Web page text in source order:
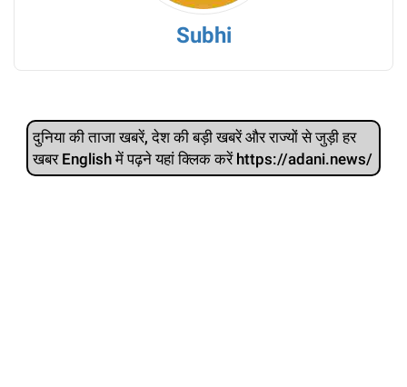
Subhi
दुनिया की ताजा खबरें, देश की बड़ी खबरें और राज्‍यों से जुड़ी हर
खबर English में पढ़ने यहां क्लिक करें https://adani.news/